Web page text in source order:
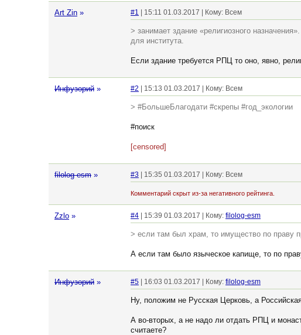
Art Zin » #1 | 15:11 01.03.2017 | Кому: Всем
> занимает здание «религиозного
для института.
Если здание требуется РПЦ то оно, явно,
Инфузорий » #2 | 15:13 01.03.2017 | Кому: Всем
> #БольшеБлагодати #скрепы #год_экологии
#поиск
[censored]
filolog-esm » #3 | 15:35 01.03.2017 | Кому: Всем
Комментарий скрыт из-за негативного рейтинга.
Zzlo » #4 | 15:39 01.03.2017 | Кому: filolog-esm
> если там был храм, то имущество по праву
А если там было языческое капище, то по
Инфузорий » #5 | 16:03 01.03.2017 | Кому: filolog-esm
Ну, положим не Русская Церковь, а
А во-вторых, а не надо ли отдать РПЦ и
считаете?